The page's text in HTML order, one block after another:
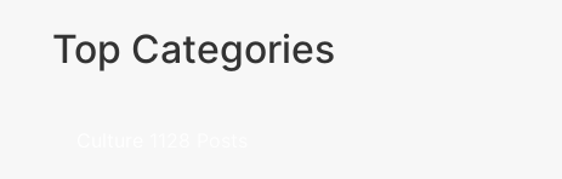
Top Categories